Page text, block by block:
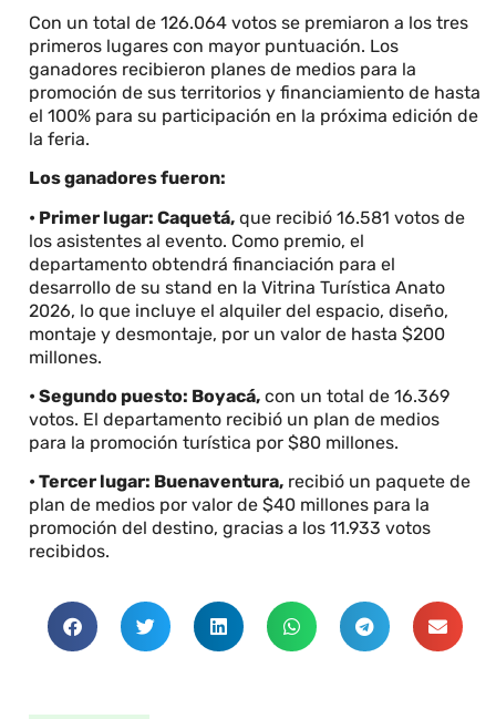
Con un total de 126.064 votos se premiaron a los tres
primeros lugares con mayor puntuación. Los
ganadores recibieron planes de medios para la
promoción de sus territorios y financiamiento de hasta
el 100% para su participación en la próxima edición de
la feria.
Los ganadores fueron:
• Primer lugar: Caquetá, que recibió 16.581 votos de
los asistentes al evento. Como premio, el
departamento obtendrá financiación para el
desarrollo de su stand en la Vitrina Turística Anato
2026, lo que incluye el alquiler del espacio, diseño,
montaje y desmontaje, por un valor de hasta $200
millones.
• Segundo puesto: Boyacá, con un total de 16.369
votos. El departamento recibió un plan de medios
para la promoción turística por $80 millones.
• Tercer lugar: Buenaventura, recibió un paquete de
plan de medios por valor de $40 millones para la
promoción del destino, gracias a los 11.933 votos
recibidos.